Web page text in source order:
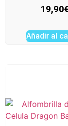
19,90
Añadir al